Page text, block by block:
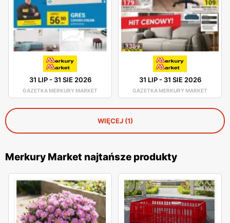
31 LIP- 31 SIE 2026
GAZETKA MERKURY MARKET
31 LIP- 31 SIE 2026
GAZETKA MERKURY MARKET
WIĘCEJ (1)
Merkury Market najtańsze produkty